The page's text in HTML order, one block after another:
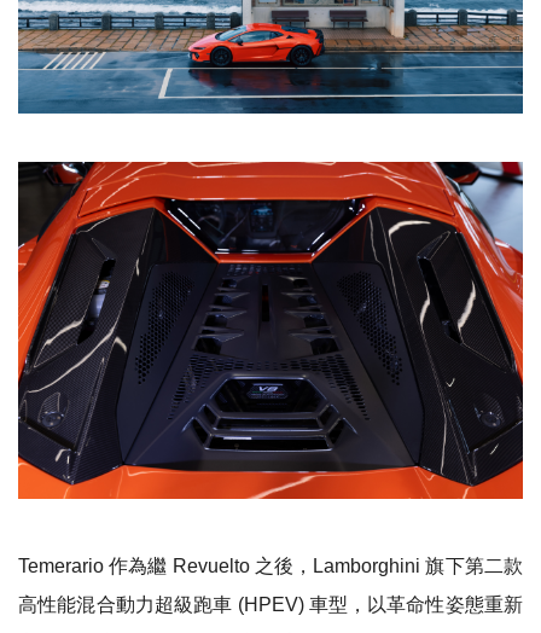
Temerario 作為繼 Revuelto 之後，Lamborghini 旗下第二款
高性能混合動力超級跑車 (HPEV) 車型，以革命性姿態重新